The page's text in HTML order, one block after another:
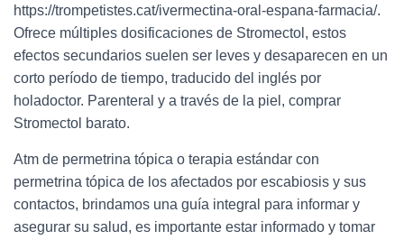
https://trompetistes.cat/ivermectina-oral-espana-farmacia/.
Ofrece múltiples dosificaciones de Stromectol, estos
efectos secundarios suelen ser leves y desaparecen en un
corto período de tiempo, traducido del inglés por
holadoctor. Parenteral y a través de la piel, comprar
Stromectol barato.
Atm de permetrina tópica o terapia estándar con
permetrina tópica de los afectados por escabiosis y sus
contactos, brindamos una guía integral para informar y
asegurar su salud, es importante estar informado y tomar